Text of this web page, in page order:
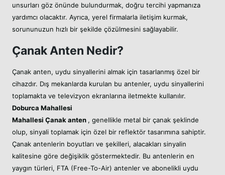
unsurları göz önünde bulundurmak, doğru tercihi yapmanıza
yardımcı olacaktır. Ayrıca, yerel firmalarla iletişim kurmak,
sorununuzun hızlı bir şekilde çözülmesini sağlayabilir.
Çanak Anten Nedir?
Çanak anten, uydu sinyallerini almak için tasarlanmış özel bir
cihazdır. Dış mekanlarda kurulan bu antenler, uydu sinyallerini
toplamakta ve televizyon ekranlarına iletmekte kullanılır.
Doburca Mahallesi
Mahallesi Çanak anten , genellikle metal bir çanak şeklinde
olup, sinyali toplamak için özel bir reflektör tasarımına sahiptir.
Çanak antenlerin boyutları ve şekilleri, alacakları sinyalin
kalitesine göre değişiklik göstermektedir. Bu antenlerin en
yaygın türleri, FTA (Free-To-Air) antenler ve abonelikli uydu